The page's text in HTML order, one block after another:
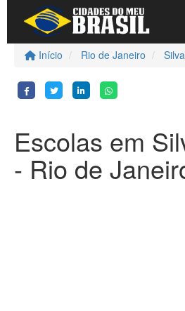
Início Rio de Janeiro
Escolas em
- Rio de